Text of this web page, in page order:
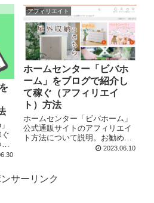
い
アフィリエイト
ホームセンター「ビバホ
ーム」をブログで紹介し
て稼ぐ（アフィリエイ
ト）方法
ホームセンター「ビバホーム」
公式通販サイトのアフィリエイ
ト方法について説明。お勧め提
携ASPはバリューコマース。
際に購入して利用した商品の特
徴を画像や動画を入れて紹介す
2023.06.10
サーリンク